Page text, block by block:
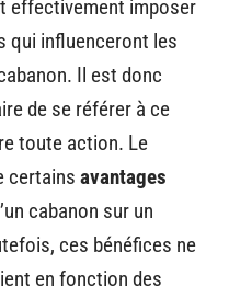
effectivement imposer
qui influenceront les
Il est donc
de se référer à ce
toute action. Le
certains avantages
cabanon sur un
ces bénéfices ne
en fonction des